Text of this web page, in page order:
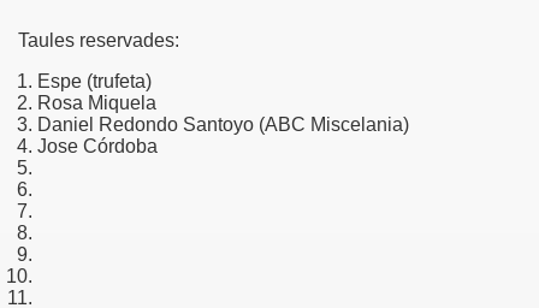
Taules reservades:
Espe (trufeta)
Rosa Miquela
Daniel Redondo Santoyo (ABC Miscelania)
Jose Córdoba